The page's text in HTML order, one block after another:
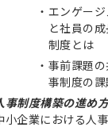
・ エンゲー
と社員の
制度とは
・ 事前課題
事制度の課
事制度構築の進め
小企業における人